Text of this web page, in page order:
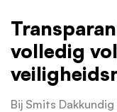
volledig
Bij Smits